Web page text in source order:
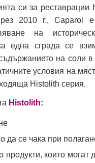
си за
2010 г., Caparol
на
една сграда се
на соли
условия на
Histolith серия.
Histolith:
да се чака при
продукти, които могат